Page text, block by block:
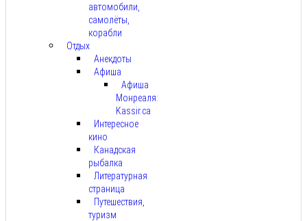
автомобили,
самолёты,
корабли
Отдых
Анекдоты
Афиша
Афиша
Монреаля:
Kassir.ca
Интересное
кино
Канадская
рыбалка
Литературная
страница
Путешествия,
туризм